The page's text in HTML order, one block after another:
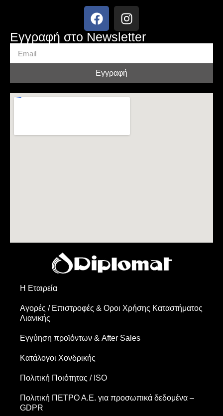
Η Εταιρεία
Αγορές / Επιστροφές & Oροι Xρήσης Kαταστήματος
Λιανικής
Εγγύηση προϊόντων & After Sales
Κατάλογοι Χονδρικής
Πολιτική Ποιότητας / ISO
Πολιτική ΠΕΤΡΟ Α.Ε. για προσωπικά δεδομένα –
GDPR
Εγγραφή στο Newsletter
Εγγραφή